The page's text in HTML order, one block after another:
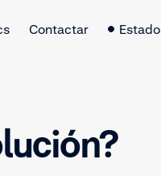
Contactar Estado